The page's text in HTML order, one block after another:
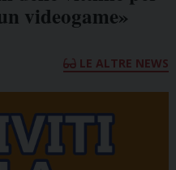
videogame»
LE ALTRE NEWS